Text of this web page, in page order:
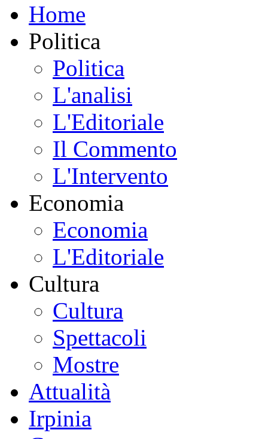
Home
Politica
Politica
L'analisi
L'Editoriale
Il Commento
L'Intervento
Economia
Economia
L'Editoriale
Cultura
Cultura
Spettacoli
Mostre
Attualità
Irpinia